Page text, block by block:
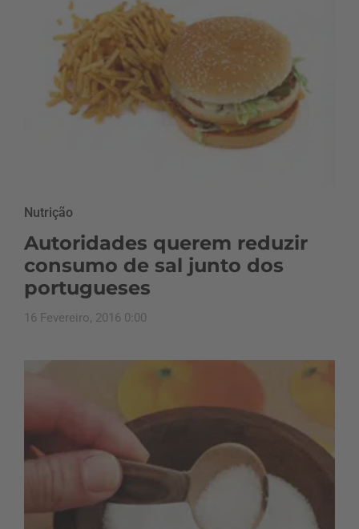
Nutrição
Autoridades querem reduzir
consumo de sal junto dos
portugueses
16 Fevereiro, 2016 0:00